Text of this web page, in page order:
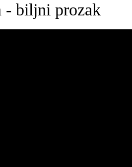
- biljni prozak